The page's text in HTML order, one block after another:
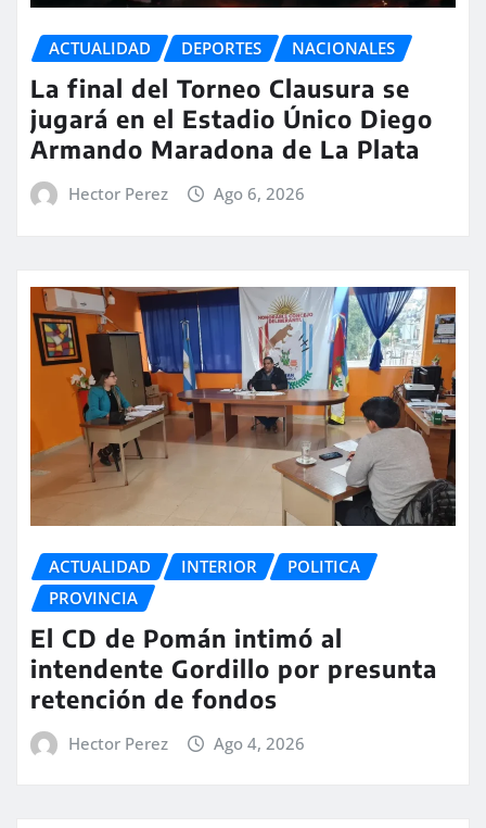
ACTUALIDAD DEPORTES NACIONALES
La final del Torneo Clausura se
jugará en el Estadio Único Diego
Armando Maradona de La Plata
Hector Perez Ago 6, 2026
ACTUALIDAD INTERIOR
POLITICA
PROVINCIA
El CD de Pomán intimó al
intendente Gordillo por presunta
retención de fondos
Hector Perez Ago 4, 2026